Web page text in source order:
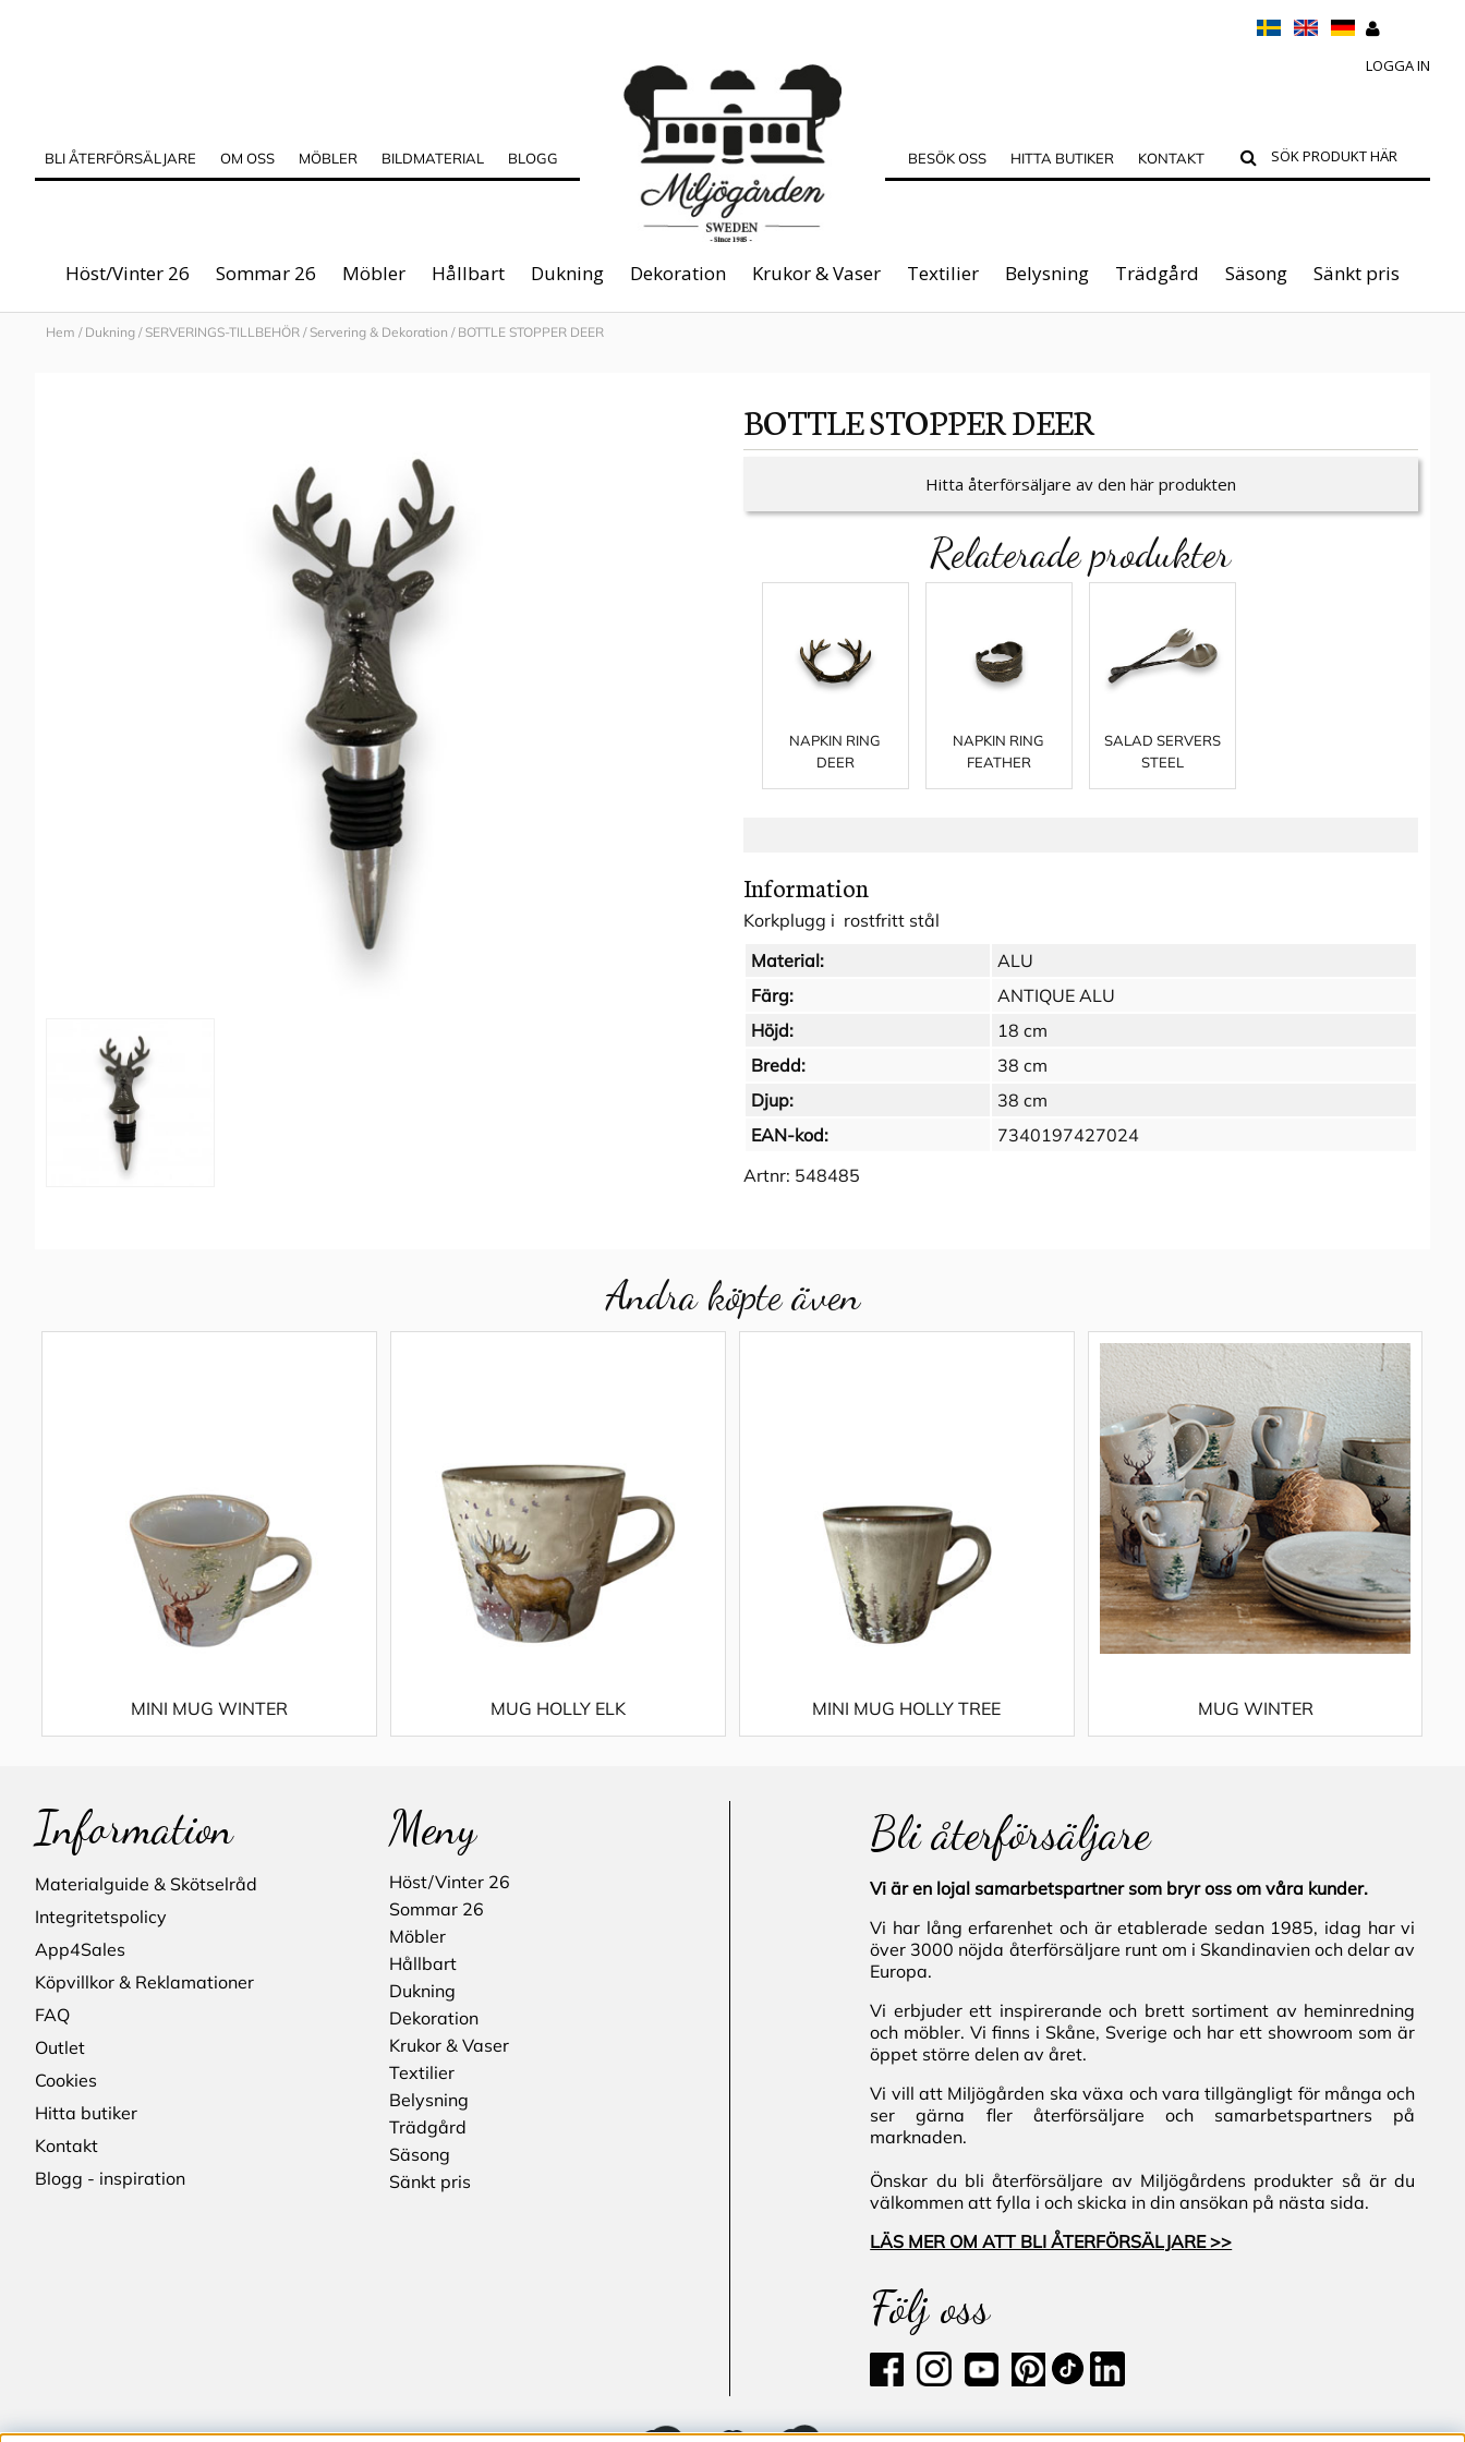
LOGGA IN
BLI ÅTERFÖRSÄLJARE OM OSS MÖBLER BILDMATERIAL BLOGG BESÖK OSS HITTA BUTIKER KONTAKT
Höst/Vinter 26 Sommar 26 Möbler Hållbart Dukning Dekoration Krukor & Vaser Textilier Belysning Trädgård Säsong Sänkt pris
Hem / Dukning / SERVERINGS-TILLBEHÖR / Servering & Dekoration / BOTTLE STOPPER DEER
BOTTLE STOPPER DEER
Hitta återförsäljare av den här produkten
Relaterade produkter
NAPKIN RING
DEER
NAPKIN RING
FEATHER
SALAD SERVERS
STEEL
Information
Korkplugg i rostfritt stål
Material:
ALU
Färg:
ANTIQUE ALU
Höjd:
18 cm
Bredd:
38 cm
Djup:
38 cm
EAN-kod:
7340197427024
Artnr: 548485
Andra köpte även
MINI MUG WINTER MUG HOLLY ELK MINI MUG HOLLY TREE MUG WINTER
Information
Materialguide & Skötselråd
Integritetspolicy
App4Sales
Köpvillkor & Reklamationer
FAQ
Outlet
Cookies
Hitta butiker
Kontakt
Blogg - inspiration
Meny
Höst/Vinter 26
Sommar 26
Möbler
Hållbart
Dukning
Dekoration
Krukor & Vaser
Textilier
Belysning
Trädgård
Säsong
Sänkt pris
Bli återförsäljare
Vi är en lojal samarbetspartner som bryr oss om våra kunder.
Vi har lång erfarenhet och är etablerade sedan 1985, idag har vi
över 3000 nöjda återförsäljare runt om i Skandinavien och delar av
Europa.
Vi erbjuder ett inspirerande och brett sortiment av heminredning
och möbler. Vi finns i Skåne, Sverige och har ett showroom som är
öppet större delen av året.
Vi vill att Miljögården ska växa och vara tillgängligt för många och
ser gärna fler återförsäljare och samarbetspartners på
marknaden.
Önskar du bli återförsäljare av Miljögårdens produkter så är du
välkommen att fylla i och skicka in din ansökan på nästa sida.
LÄS MER OM ATT BLI ÅTERFÖRSÄLJARE >>
Följ oss